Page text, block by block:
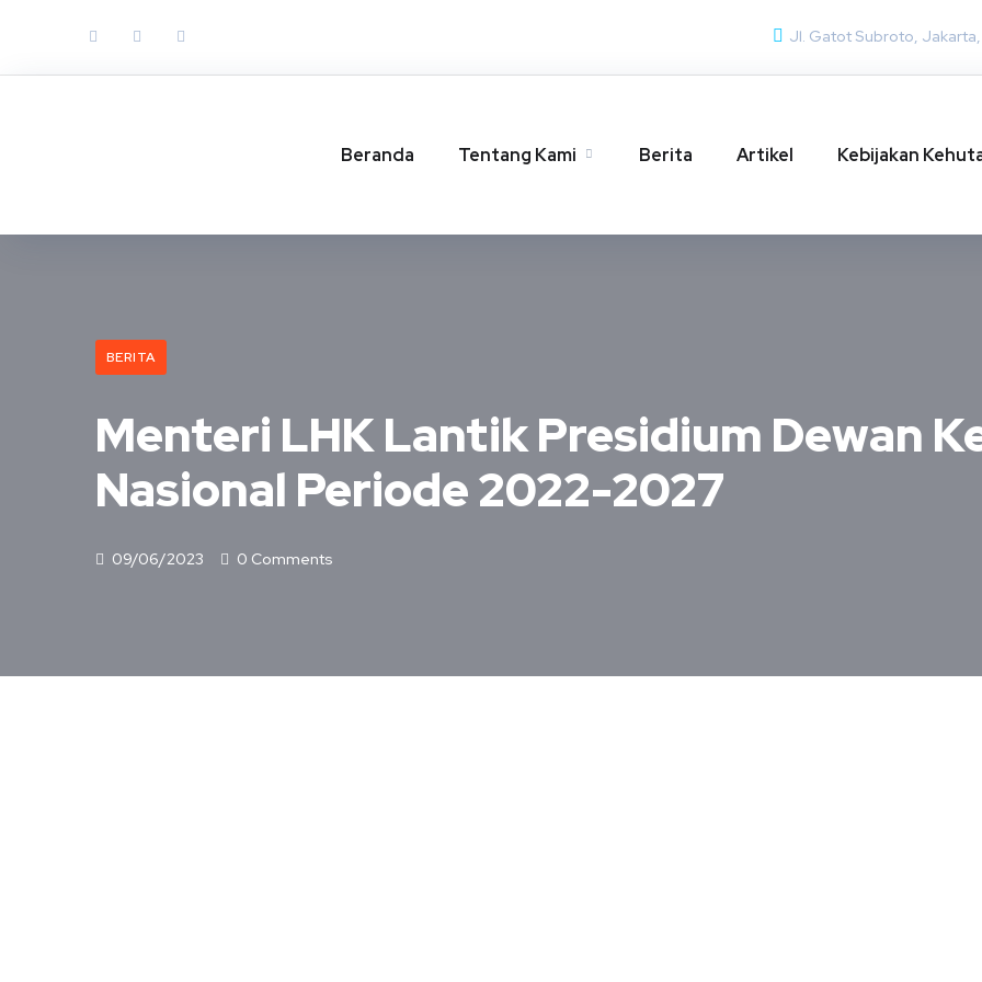
Jl. Gatot Subroto,
Beranda Tentang Kami Berita Artikel Kebijakan
BERITA
Menteri LHK Lantik Presidium Dewan
Nasional Periode 2022-2027
09/06/2023 0 Comments